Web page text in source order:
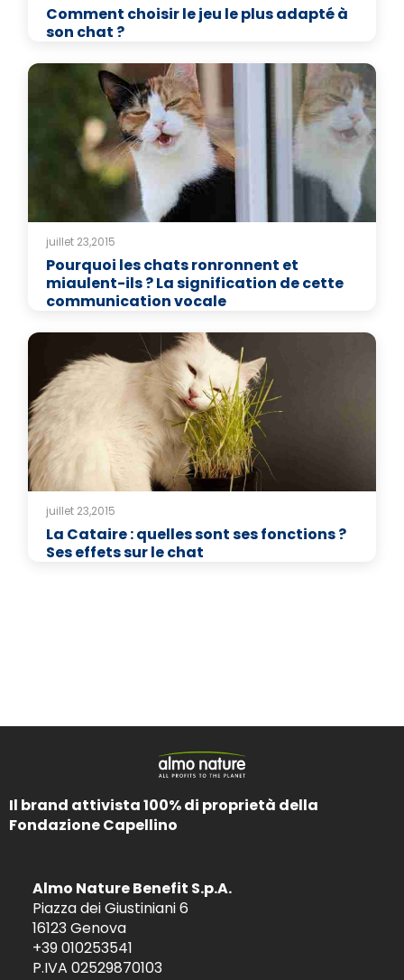
Comment choisir le jeu le plus adapté à
son chat ?
juillet 23,2015
Pourquoi les chats ronronnent et
miaulent-ils ? La signification de cette
communication vocale
juillet 23,2015
La Cataire : quelles sont ses fonctions ?
Ses effets sur le chat
Il brand attivista 100% di proprietà della
Fondazione Capellino
Almo Nature Benefit S.p.A.
Piazza dei Giustiniani 6
16123 Genova
+39 010253541
P.IVA 02529870103